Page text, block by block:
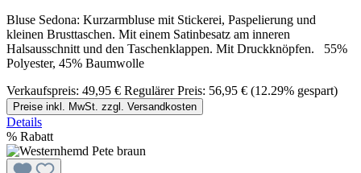
Bluse Sedona: Kurzarmbluse mit Stickerei, Paspelierung und
kleinen Brusttaschen. Mit einem Satinbesatz am inneren
Halsausschnitt und den Taschenklappen. Mit Druckknöpfen. 55%
Polyester, 45% Baumwolle
Verkaufspreis: 49,95 € Regulärer Preis: 56,95 € (12.29% gespart)
Preise inkl. MwSt. zzgl. Versandkosten
Details
% Rabatt